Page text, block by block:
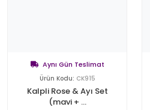
Aynı Gün Teslimat
Ürün Kodu: CK915
Kalpli Rose & Ayı Set
(mavi + ...